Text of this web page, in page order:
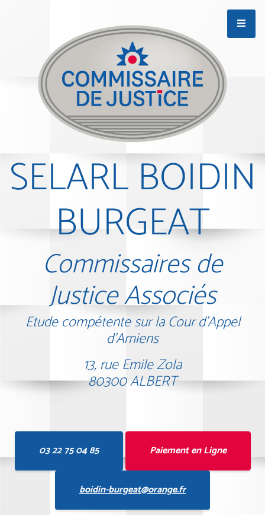
SELARL BOIDIN
BURGEAT
Commissaires de
Justice Associés
Etude compétente sur la Cour d'Appel
d'Amiens
13, rue Emile Zola
80300 ALBERT
03 22 75 04 85 Paiement en Ligne
boidin-burgeat@orange.fr